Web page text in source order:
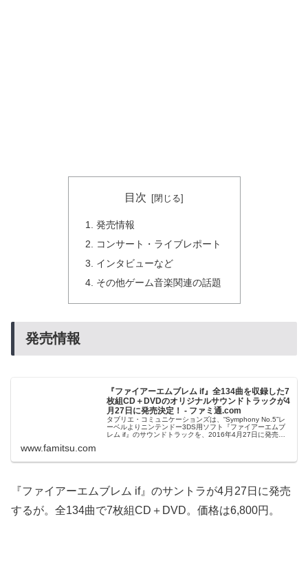
目次
発売情報
コンサート・ライブレポート
インタビューなど
その他ゲーム音楽関連の話題
発売情報
『ファイアーエムブレム if』全134曲を収録した7
枚組CD＋DVDのオリジナルサウンドトラックが4
月27日に発売決定！ - ファミ通.com
タブリエ・コミュニケーションズは、“Symphony No.5”レ
ーベルよりニンテンドー3DS用ソフト『ファイアーエムブ
レム if』のサウンドトラックを、2016年4月27日に発売す
www.famitsu.com
『ファイアーエムブレム if』のサントラが4月27日に発売
するが。全134曲で7枚組CD＋DVD。価格は6,800円。